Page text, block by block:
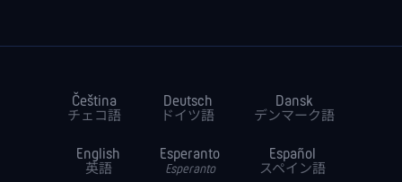
Čeština
チェコ語
Deutsch
ドイツ語
Dansk
デンマーク語
English
英語
Esperanto
Esperanto
Español
スペイン語